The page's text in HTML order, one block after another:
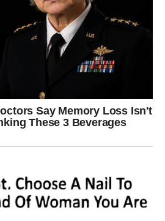
koju dugo čeka. Neko će rešiti
opterećivao mesecima. A neko
posle dugo vremena osetiti
mislili da ih nikada nećete
ljude. Možda unutrašnji mir.